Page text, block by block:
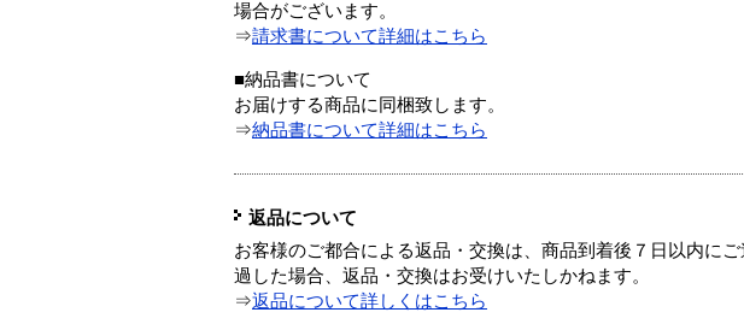
場合がございます。
⇒請求書について詳細はこちら
■納品書について
お届けする商品に同梱致します。
⇒納品書について詳細はこちら
返品について
お客様のご都合による返品・交換は、商品到着後７日以内に
過した場合、返品・交換はお受けいたしかねます。
⇒返品について詳しくはこちら